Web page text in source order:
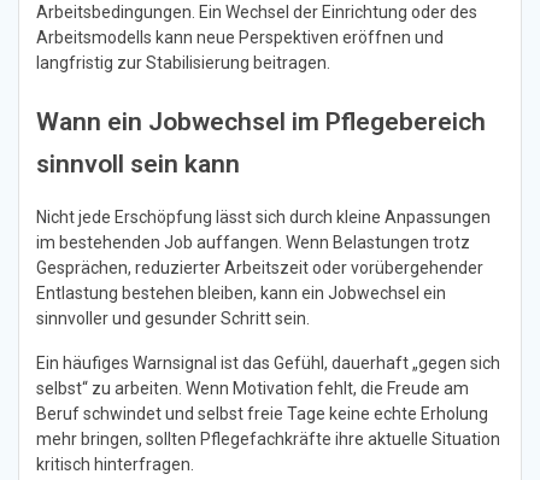
Arbeitsbedingungen. Ein Wechsel der Einrichtung oder des
Arbeitsmodells kann neue Perspektiven eröffnen und
langfristig zur Stabilisierung beitragen.
Wann ein Jobwechsel im Pflegebereich
sinnvoll sein kann
Nicht jede Erschöpfung lässt sich durch kleine Anpassungen
im bestehenden Job auffangen. Wenn Belastungen trotz
Gesprächen, reduzierter Arbeitszeit oder vorübergehender
Entlastung bestehen bleiben, kann ein Jobwechsel ein
sinnvoller und gesunder Schritt sein.
Ein häufiges Warnsignal ist das Gefühl, dauerhaft „gegen sich
selbst“ zu arbeiten. Wenn Motivation fehlt, die Freude am
Beruf schwindet und selbst freie Tage keine echte Erholung
mehr bringen, sollten Pflegefachkräfte ihre aktuelle Situation
kritisch hinterfragen.